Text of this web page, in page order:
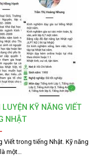
KỸ NĂNG VIẾT
NHẬT
Viết trong tiếng Nhật. Kỹ năng
một…